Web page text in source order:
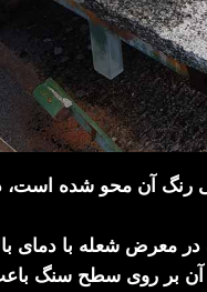
آن محو شده است، در
معرض شعله با دمای
آن بر روی سطح سنگ